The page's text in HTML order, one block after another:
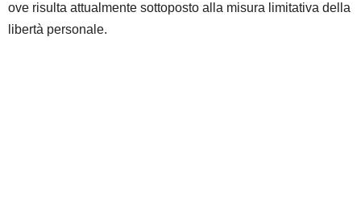
ove risulta attualmente sottoposto alla misura limitativa della
libertà personale.